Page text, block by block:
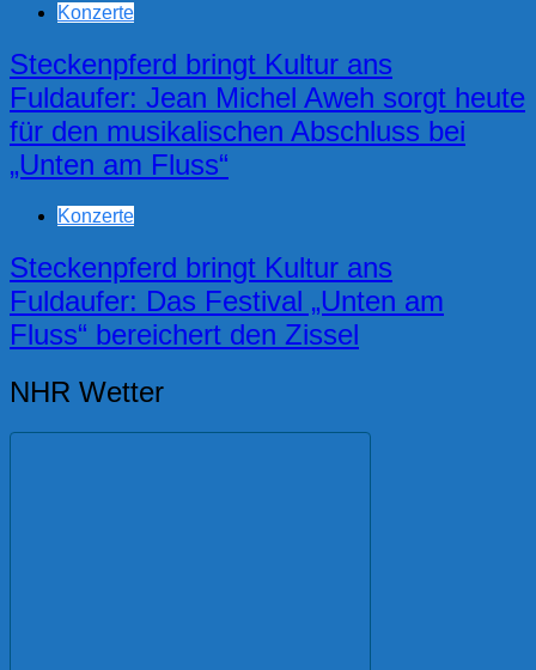
Konzerte
Steckenpferd bringt Kultur ans
Fuldaufer: Jean Michel Aweh sorgt heute
für den musikalischen Abschluss bei
„Unten am Fluss“
Konzerte
Steckenpferd bringt Kultur ans
Fuldaufer: Das Festival „Unten am
Fluss“ bereichert den Zissel
NHR Wetter